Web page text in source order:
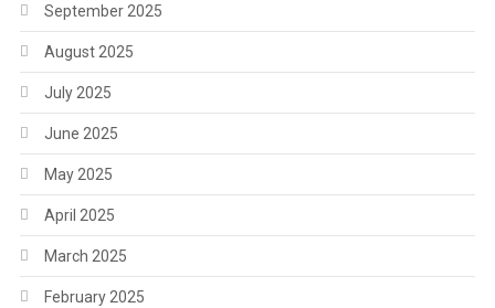
September 2025
August 2025
July 2025
June 2025
May 2025
April 2025
March 2025
February 2025